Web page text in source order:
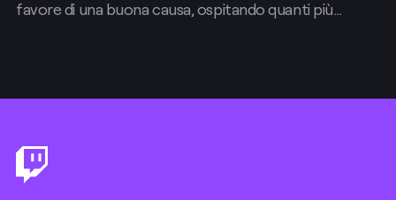
favore di una buona causa, ospitando quanti più